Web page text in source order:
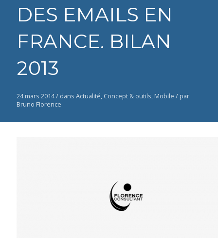
DES EMAILS EN
FRANCE. BILAN
2013
24 mars 2014 / dans Actualité, Concept & outils, Mobile / par
Bruno Florence